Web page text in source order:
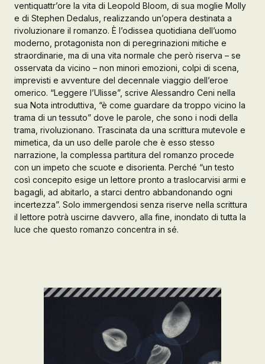
Galleria d’Arte
Contattaci
Registrazione
Creare un account
ventiquattr’ore la vita di Leopold Bloom, di sua moglie Molly
e di Stephen Dedalus, realizzando un’opera destinata a
rivoluzionare il romanzo. È l’odissea quotidiana dell’uomo
moderno, protagonista non di peregrinazioni mitiche e
straordinarie, ma di una vita normale che però riserva – se
osservata da vicino – non minori emozioni, colpi di scena,
imprevisti e avventure del decennale viaggio dell’eroe
omerico. “Leggere l’Ulisse”, scrive Alessandro Ceni nella
sua Nota introduttiva, “è come guardare da troppo vicino la
trama di un tessuto” dove le parole, che sono i nodi della
trama, rivoluzionano. Trascinata da una scrittura mutevole e
mimetica, da un uso delle parole che è esso stesso
narrazione, la complessa partitura del romanzo procede
con un impeto che scuote e disorienta. Perché “un testo
così concepito esige un lettore pronto a traslocarvisi armi e
bagagli, ad abitarlo, a starci dentro abbandonando ogni
incertezza”. Solo immergendosi senza riserve nella scrittura
il lettore potrà uscirne davvero, alla fine, inondato di tutta la
luce che questo romanzo concentra in sé.